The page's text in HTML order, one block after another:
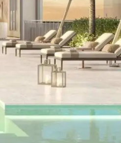
Correção do INCC
Simulador de Financiamento
Encontre um corretor